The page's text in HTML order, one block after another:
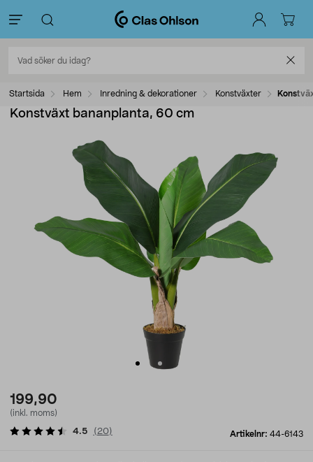
Startsida Hem Inredning & dekorationer Konstväxter
Konstväxt bananplanta, 60 cm
199,90
(inkl. moms)
Artikelnr: 44-6143
4.5 ( 20)